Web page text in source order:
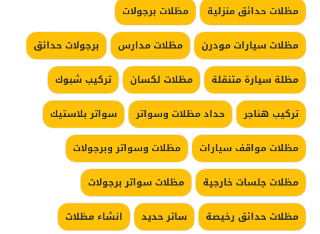
مظلات حدائق منزلية
مظلات برجولات
مظلات سيارات مودرن
مظلات مدارس
برجولات حدائق
مظلة سيارة متنقلة
مظلات لكسان
تركيب شبوك
تركيب هناجر
حداد مظلات وسواتر
سواتر بلاستيك
مظلات مواقف سيارات
مظلات وسواتر وبرجولات
مظلات جلسات خارجية
مظلات سواتر برجولات
مظلات حدائق رخيصة
ساتر حديد
انشاء مظلات